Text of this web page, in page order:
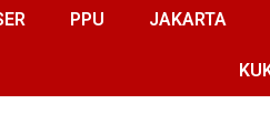
PPU JAKARTA